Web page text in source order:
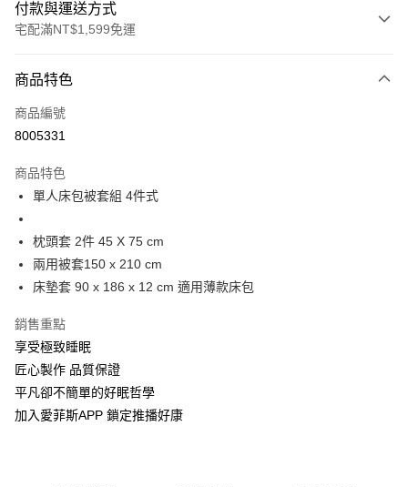
付款與運送方式
宅配滿NT$1,599免運
信用卡一次付款
LINE Pay
街口支付
全盈+PAY
運送方式
每筆NT$150，滿NT$1,599(含以上)免運費
商品特色
商品編號
8005331
商品特色
單人床包被套組 4件式
枕頭套 2件 45 X 75 cm
兩用被套150 x 210 cm
床墊套 90 x 186 x 12 cm 適用薄款床包
銷售重點
享受極致睡眠
匠心製作 品質保證
平凡卻不簡單的好眠哲學
加入愛菲斯APP 鎖定推播好康